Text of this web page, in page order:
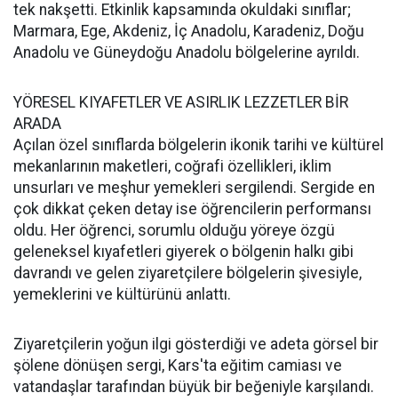
tek nakşetti. Etkinlik kapsamında okuldaki sınıflar;
Marmara, Ege, Akdeniz, İç Anadolu, Karadeniz, Doğu
Anadolu ve Güneydoğu Anadolu bölgelerine ayrıldı.
YÖRESEL KIYAFETLER VE ASIRLIK LEZZETLER BİR
ARADA
Açılan özel sınıflarda bölgelerin ikonik tarihi ve kültürel
mekanlarının maketleri, coğrafi özellikleri, iklim
unsurları ve meşhur yemekleri sergilendi. Sergide en
çok dikkat çeken detay ise öğrencilerin performansı
oldu. Her öğrenci, sorumlu olduğu yöreye özgü
geleneksel kıyafetleri giyerek o bölgenin halkı gibi
davrandı ve gelen ziyaretçilere bölgelerin şivesiyle,
yemeklerini ve kültürünü anlattı.
Ziyaretçilerin yoğun ilgi gösterdiği ve adeta görsel bir
şölene dönüşen sergi, Kars'ta eğitim camiası ve
vatandaşlar tarafından büyük bir beğeniyle karşılandı.